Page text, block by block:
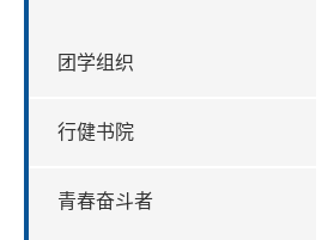
团学组织
行健书院
青春奋斗者